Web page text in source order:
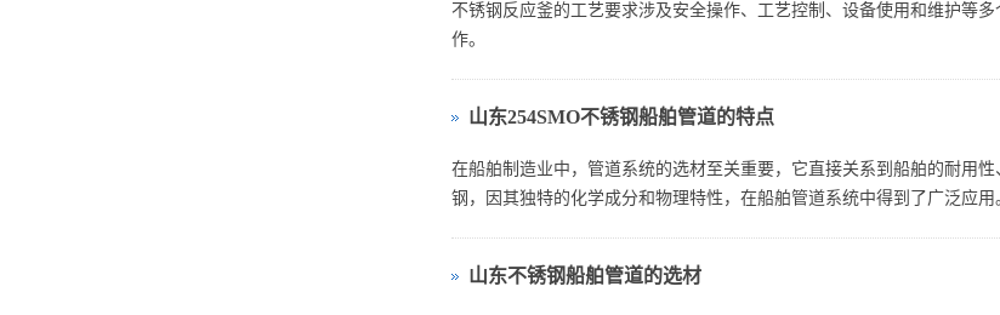
不锈钢反应釜的工艺要求涉及安全操作、工艺控制、设备使用和维护等
作。
山东254SMO不锈钢船舶管道的特点
在船舶制造业中，管道系统的选材至关重要，它直接关系到船舶的耐用
钢，因其独特的化学成分和物理特性，在船舶管道系统中得到了广泛应用
山东不锈钢船舶管道的选材